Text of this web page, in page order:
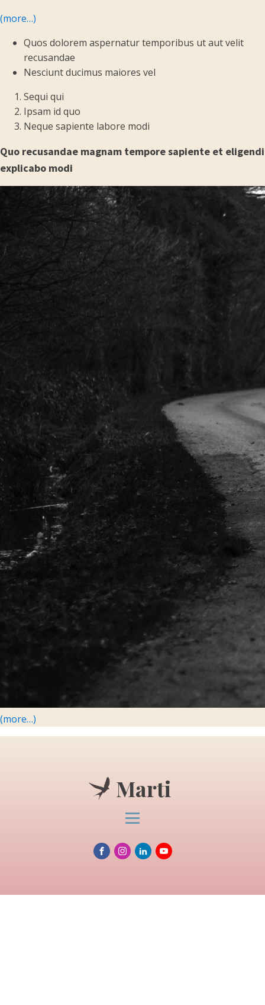
(more…)
Quos dolorem aspernatur temporibus ut aut velit
recusandae
Nesciunt ducimus maiores vel
Sequi qui
Ipsam id quo
Neque sapiente labore modi
Quo recusandae magnam tempore sapiente et eligendi
explicabo modi
(more…)
Marti